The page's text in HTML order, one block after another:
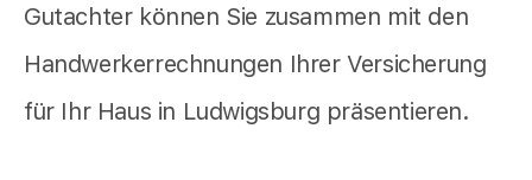
Gutachter können Sie zusammen mit den
Handwerkerrechnungen Ihrer Versicherung
für Ihr Haus in Ludwigsburg präsentieren.